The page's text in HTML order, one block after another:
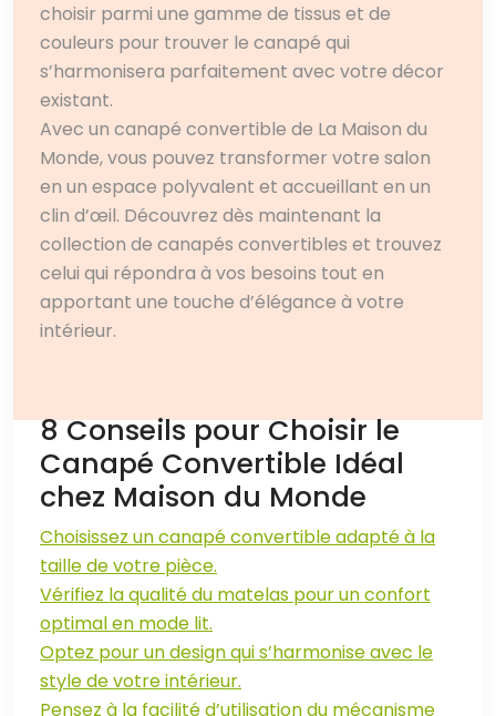
choisir parmi une gamme de tissus et de
couleurs pour trouver le canapé qui
s’harmonisera parfaitement avec votre décor
existant.
Avec un canapé convertible de La Maison du
Monde, vous pouvez transformer votre salon
en un espace polyvalent et accueillant en un
clin d’œil. Découvrez dès maintenant la
collection de canapés convertibles et trouvez
celui qui répondra à vos besoins tout en
apportant une touche d’élégance à votre
intérieur.
8 Conseils pour Choisir le
Canapé Convertible Idéal
chez Maison du Monde
Choisissez un canapé convertible adapté à la
taille de votre pièce.
Vérifiez la qualité du matelas pour un confort
optimal en mode lit.
Optez pour un design qui s’harmonise avec le
style de votre intérieur.
Pensez à la facilité d’utilisation du mécanisme